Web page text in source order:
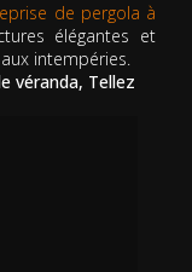
de pergola à
élégantes et
intempéries.
véranda, Tellez